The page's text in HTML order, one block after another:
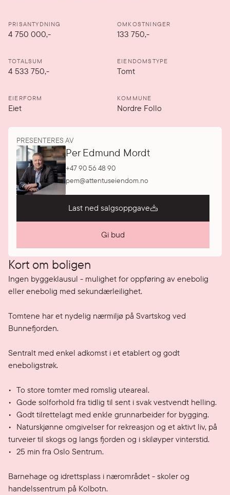
PRISANTYDNING
4 750 000,-
OMKOSTNINGER
133 750,-
TOTALSUM
4 533 750,-
EIENDOMSTYPE
Tomt
EIERFORM
Eiet
KOMMUNE
Nordre Follo
PRESENTERES AV
Per Edmund Mordt
+47 90 56 48 90
pem@attentuseiendom.no
Last ned salgsoppgave
Gi bud
Kort om boligen
Ingen byggeklausul - mulighet for oppføring av enebolig
eller enebolig med sekundærleilighet.
Tomtene har et nydelig nærmiljø på Svartskog ved
Bunnefjorden.
Sentralt med enkel adkomst i et etablert og godt
eneboligstrøk.
•	To store tomter med romslig uteareal.
•	Gode solforhold fra tidlig til sent i svak vestvendt helling.
•	Godt tilrettelagt med enkle grunnarbeider for bygging.
•	Naturskjønne omgivelser for rekreasjon og et aktivt liv, på
turveier til skogs og langs fjorden og i skiløyper vinterstid.
•	25 min fra Oslo Sentrum.
Barnehage og idrettsplass i nærområdet - skoler og
handelssentrum på Kolbotn.